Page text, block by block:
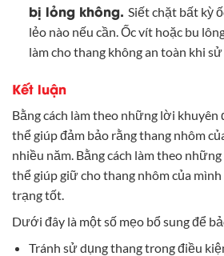
bị lỏng không. Siết chặt bất kỳ
lẻo nào nếu cần. Ốc vít hoặc bu
làm cho thang không an toàn khi sử
Kết luận
Bằng cách làm theo những lời khuyên
thể giúp đảm bảo rằng thang nhôm
nhiều năm. Bằng cách làm theo
thể giúp giữ cho thang nhôm của
trạng tốt.
Dưới đây là một số mẹo bổ sung để
Tránh sử dụng thang trong điều